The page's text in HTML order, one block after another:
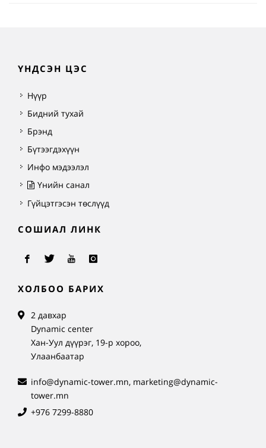
ҮНДСЭН ЦЭС
Нүүр
Бидний тухай
Брэнд
Бүтээгдэхүүн
Инфо мэдээлэл
Үнийн санал
Гүйцэтгэсэн төслүүд
СОШИАЛ ЛИНК
ХОЛБОО БАРИХ
2 давхар
Dynamic center
Хан-Уул дүүрэг, 19-р хороо,
Улаанбаатар
info@dynamic-tower.mn, marketing@dynamic-
tower.mn
+976 7299-8880